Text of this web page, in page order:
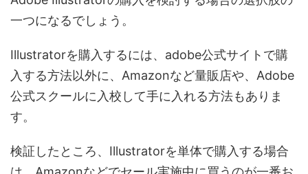
一つになるでしょう。
Illustratorを購入するには、adobe公式サイトで購
入する方法以外に、Amazonなど量販店や、Adobe
公式スクールに入校して手に入れる方法もありま
す。
検証したところ、Illustratorを単体で購入する場合